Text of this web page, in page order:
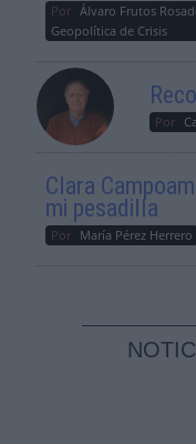
Por Álvaro Frutos
Geopolítica de Crisis
Por
Clara
mi pesadilla
Por María Pérez Herrero